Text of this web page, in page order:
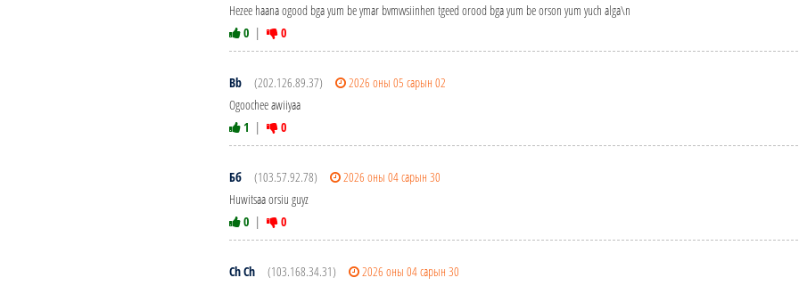
Hezee haana ogood bga yum be ymar bvmvvsiinhen tgeed orood bga yum be orson yum yuch alga\n
0 | 0
Bb (202.126.89.37)
2026 оны 05 сарын 02
Ogoochee awiiyaa
1 | 0
Бб (103.57.92.78)
2026 оны 04 сарын 30
Huwitsaa orsiu guyz
0 | 0
Ch Ch (103.168.34.31)
2026 оны 04 сарын 30